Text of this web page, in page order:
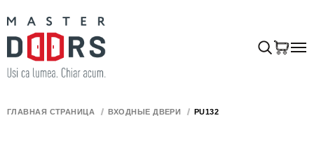
ГЛАВНАЯ СТРАНИЦА ВХОДНЫЕ ДВЕРИ PU132